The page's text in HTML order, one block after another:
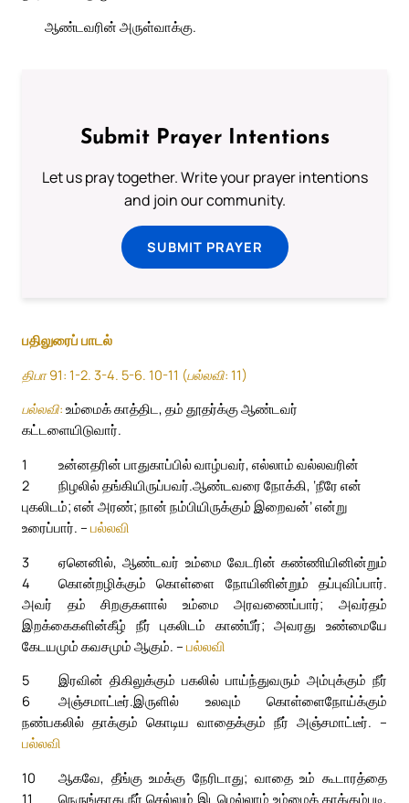
ஆண்டவரின் அருள்வாக்கு.
Submit Prayer Intentions
Let us pray together. Write your prayer intentions
and join our community.
SUBMIT PRAYER
பதிலுரைப் பாடல்
திபா 91: 1-2. 3-4. 5-6. 10-11 (பல்லவி: 11)
பல்லவி: உம்மைக் காத்திட, தம் தூதர்க்கு ஆண்டவர்
கட்டளையிடுவார்.
1
உன்னதரின் பாதுகாப்பில் வாழ்பவர், எல்லாம் வல்லவரின்
நிழலில் தங்கியிருப்பவர்.
2
ஆண்டவரை நோக்கி, ‘நீரே என்
புகலிடம்; என் அரண்; நான் நம்பியிருக்கும் இறைவன்’ என்று
உரைப்பார். – பல்லவி
3
ஏனெனில், ஆண்டவர் உம்மை வேடரின் கண்ணியினின்றும்
கொன்றழிக்கும் கொள்ளை நோயினின்றும் தப்புவிப்பார்.
4
அவர் தம் சிறகுகளால் உம்மை அரவணைப்பார்; அவர்தம்
இறக்கைகளின்கீழ் நீர் புகலிடம் காண்பீர்; அவரது உண்மையே
கேடயமும் கவசமும் ஆகும். – பல்லவி
5
இரவின் திகிலுக்கும் பகலில் பாய்ந்துவரும் அம்புக்கும் நீர்
அஞ்சமாட்டீர்.
6
இருளில் உலவும் கொள்ளைநோய்க்கும்
நண்பகலில் தாக்கும் கொடிய வாதைக்கும் நீர் அஞ்சமாட்டீர். –
பல்லவி
10
ஆகவே, தீங்கு உமக்கு நேரிடாது; வாதை உம் கூடாரத்தை
நெருங்காது.
11
நீர் செல்லும் இடமெல்லாம் உம்மைக் காக்கும்படி,